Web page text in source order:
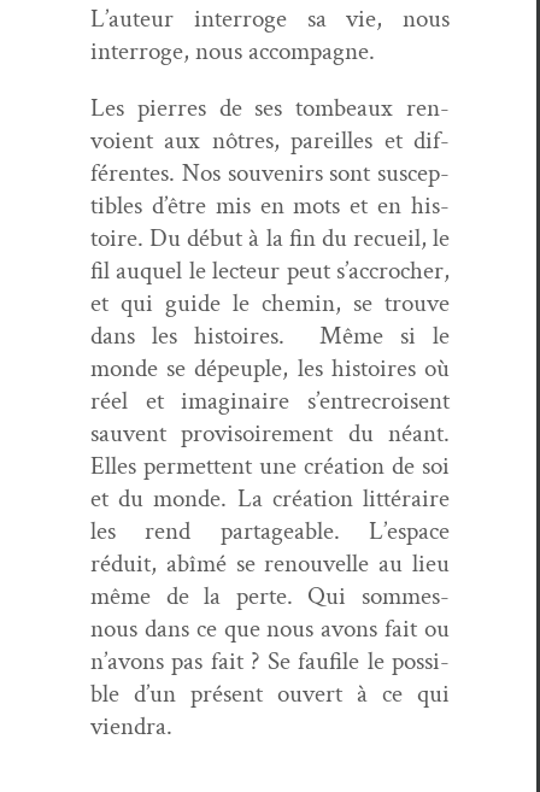
L’auteur inter­roge sa vie, nous
inter­roge, nous accompagne.
Les pier­res de ses tombeaux ren­
voient aux nôtres, pareilles et dif­
férentes. Nos sou­venirs sont sus­cep­
ti­bles d’être mis en mots et en his­
toire. Du début à la fin du recueil, le
fil auquel le lecteur peut s’accrocher,
et qui guide le chemin, se trou­ve
dans les his­toires. Même si le
monde se dépe­u­ple, les his­toires où
réel et imag­i­naire s’entrecroisent
sauvent pro­vi­soire­ment du néant.
Elles per­me­t­tent une créa­tion de soi
et du monde. La créa­tion lit­téraire
les rend partage­able. L’espace
réduit, abîmé se renou­velle au lieu
même de la perte. Qui sommes-
nous dans ce que nous avons fait ou
n’avons pas fait ? Se fau­file le pos­si­
ble d’un présent ouvert à ce qui
viendra.